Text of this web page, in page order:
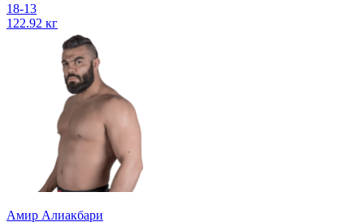
18-13
122.92 кг
Амир Алиакбари